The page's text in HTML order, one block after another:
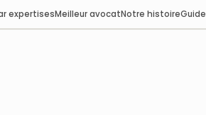
expertisesMeilleur avocatNotre histoireGuide